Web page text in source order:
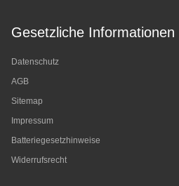
Gesetzliche Informationen
Datenschutz
AGB
Sitemap
Impressum
Batteriegesetzhinweise
Widerrufsrecht